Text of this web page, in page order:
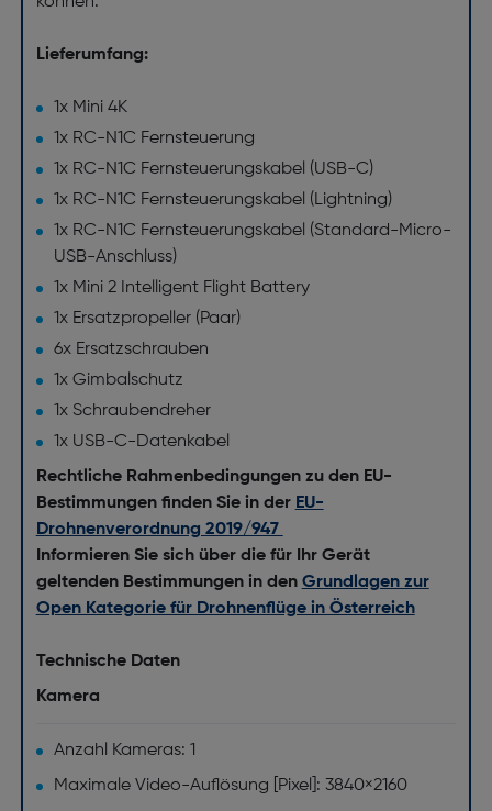
Lieferumfang:
1x Mini 4K
1x RC-N1C Fernsteuerung
1x RC-N1C Fernsteuerungskabel (USB-C)
1x RC-N1C Fernsteuerungskabel (Lightning)
1x RC-N1C Fernsteuerungskabel (Standard-Micro-
USB-Anschluss)
1x Mini 2 Intelligent Flight Battery
1x Ersatzpropeller (Paar)
6x Ersatzschrauben
1x Gimbalschutz
1x Schraubendreher
1x USB-C-Datenkabel
Rechtliche Rahmenbedingungen zu den EU-
Bestimmungen finden Sie in der EU-
Drohnenverordnung 2019/947
Informieren Sie sich über die für Ihr Gerät
geltenden Bestimmungen in den Grundlagen zur
Open Kategorie für Drohnenflüge in Österreich
Technische Daten
Kamera
Anzahl Kameras: 1
Maximale Video-Auflösung [Pixel]: 3840×2160